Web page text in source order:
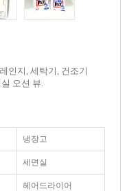
인지, 세탁기, 건조기
오션 뷰.
냉장고
세면실
헤어드라이어